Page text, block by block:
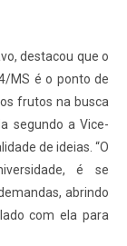
destacou que o
MS é o ponto de
frutos na busca
segundo a Vice-
de ideias. “O
é se
abrindo
com ela para